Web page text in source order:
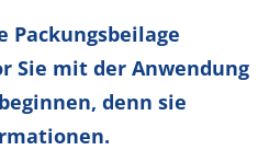
Packungsbeilage
Sie mit der Anwendung
denn sie